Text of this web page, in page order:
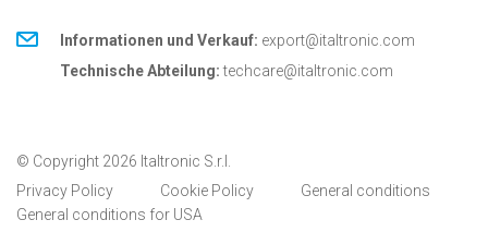
Informationen und Verkauf: export@italtronic.com
Technische Abteilung: techcare@italtronic.com
© Copyright 2026 Italtronic S.r.l.
Privacy Policy
Cookie Policy
General conditions
General conditions for USA